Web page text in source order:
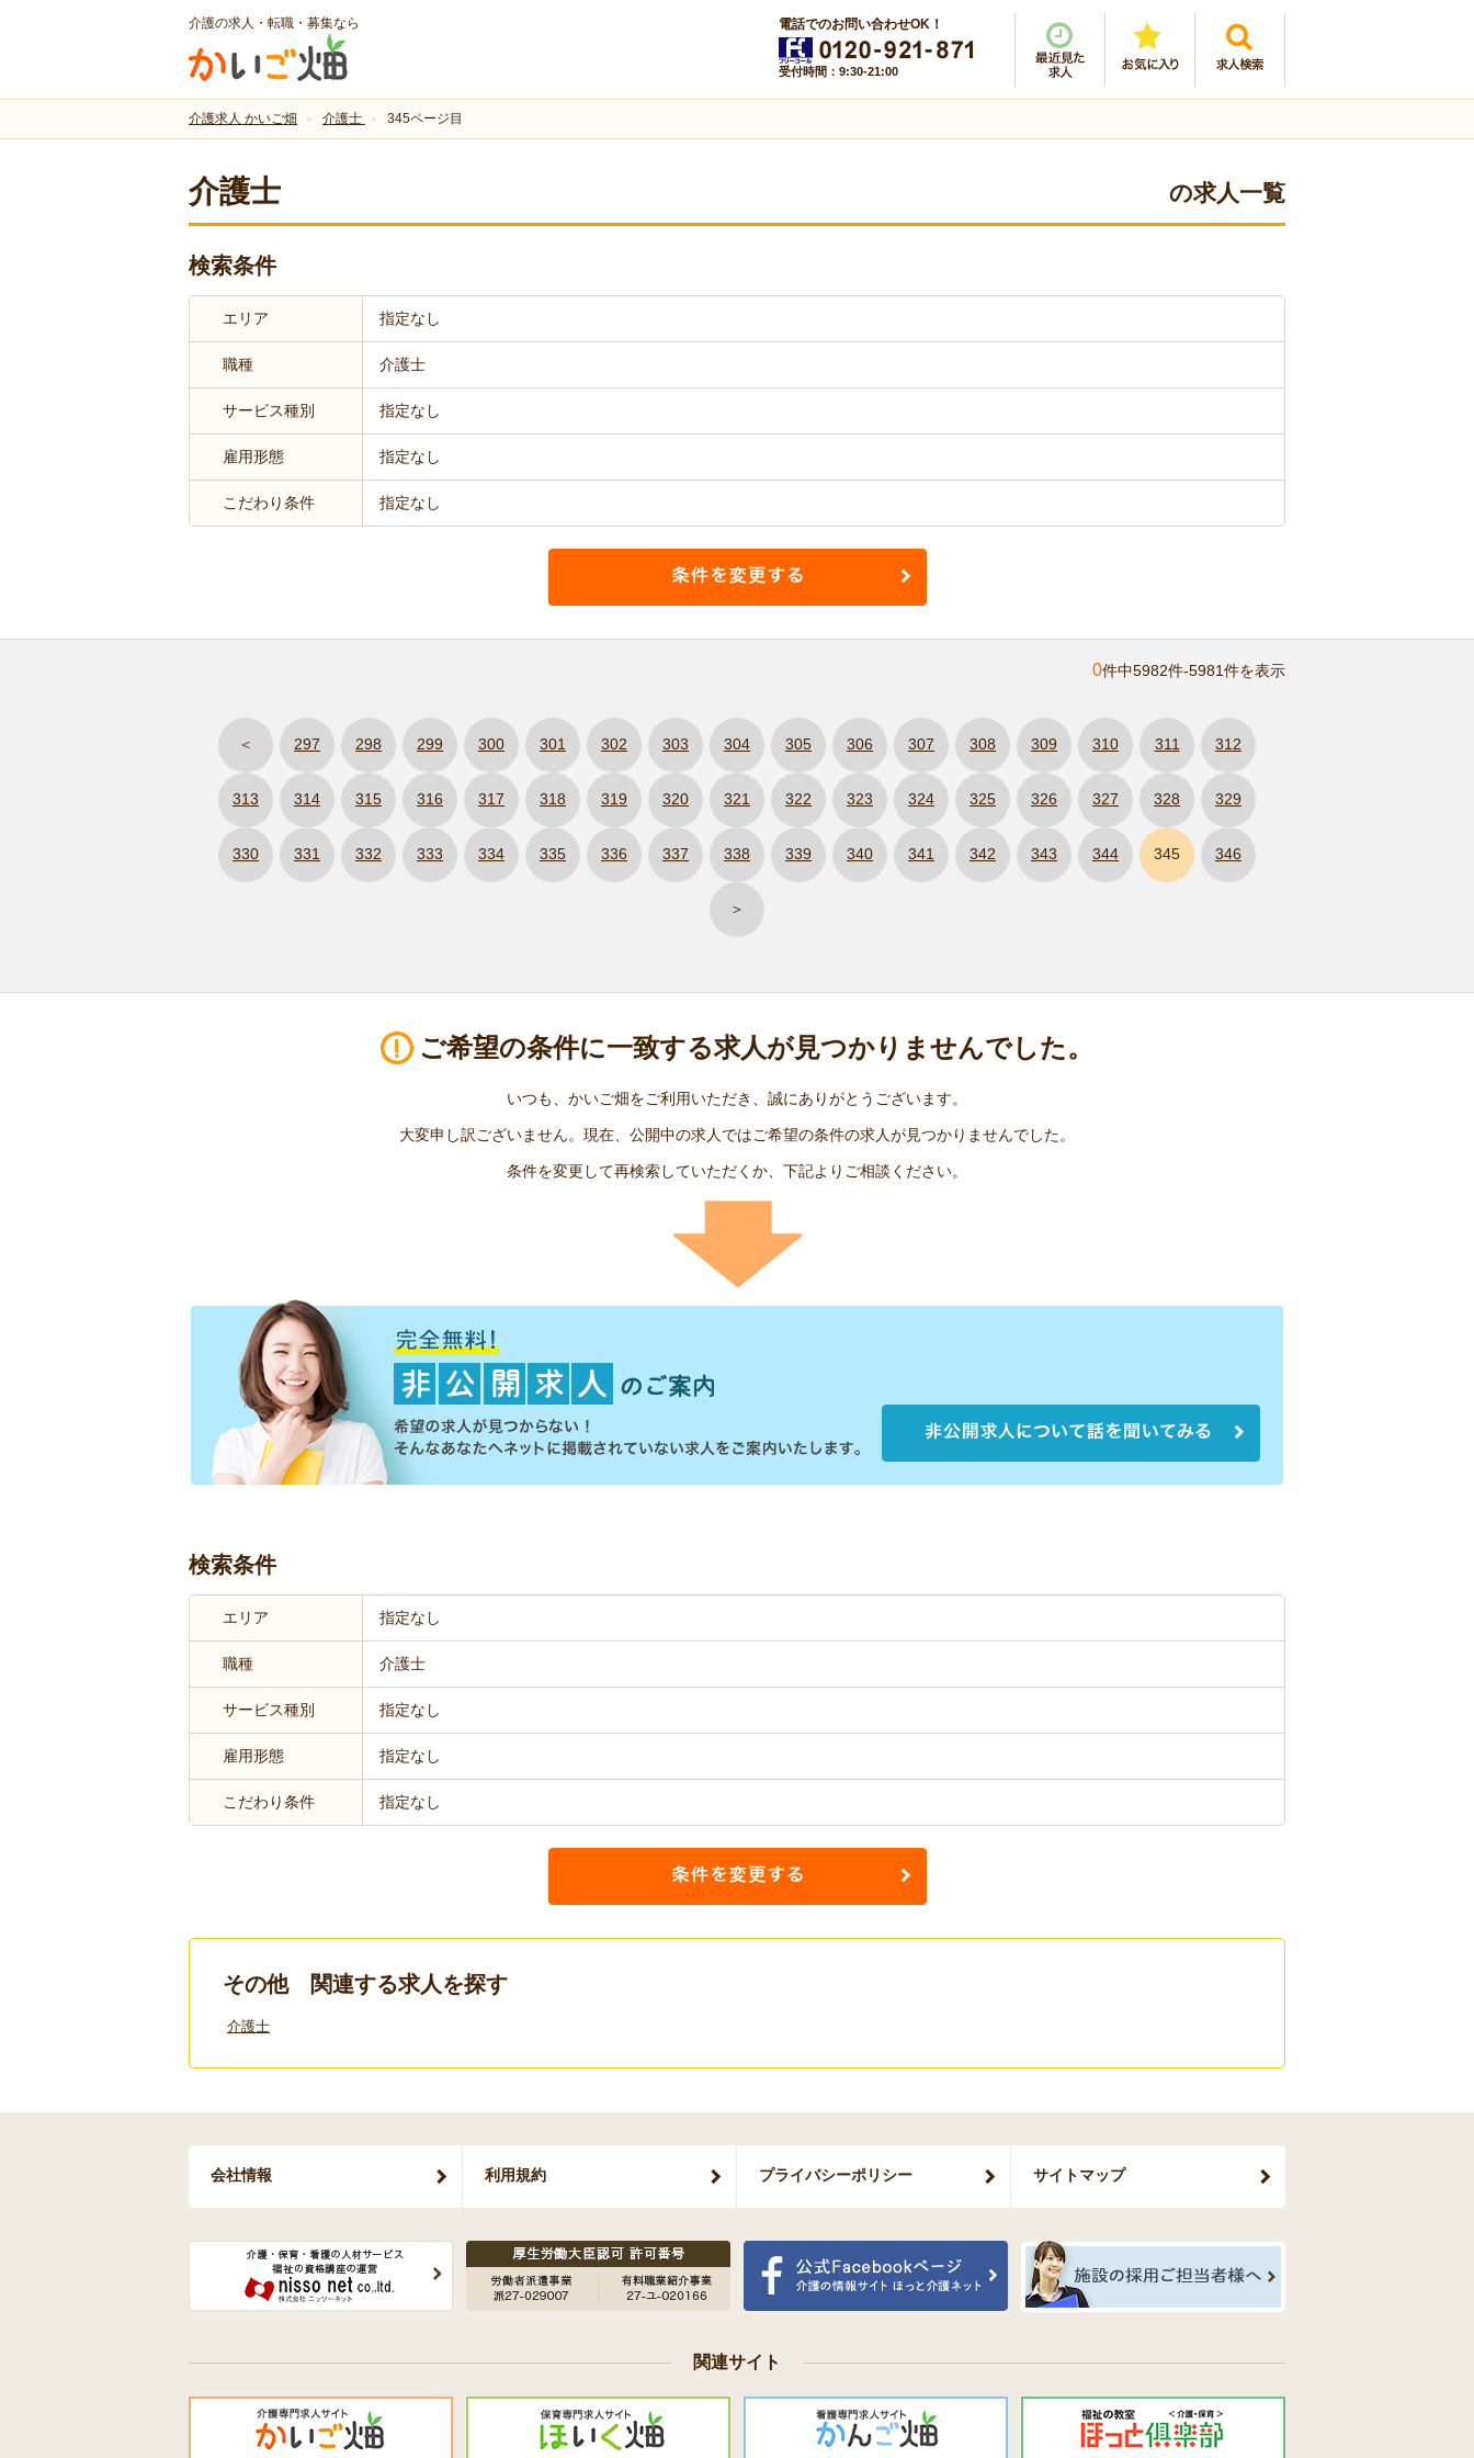
介護の求人・転職・募集なら 電話でのお問い合わせOK！
受付時間：9:30-21:00
介護求人 かいご畑 介護士 345ページ目
介護士 の求人一覧
検索条件
エリア 指定なし
職種 介護士
サービス種別 指定なし
雇用形態 指定なし
こだわり条件 指定なし
0件中5982件-5981件を表示
＜ 297 298 299 300 301 302 303 304 305 306 307 308 309 310 311 312
313 314 315 316 317 318 319 320 321 322 323 324 325 326 327 328 329
330 331 332 333 334 335 336 337 338 339 340 341 342 343 344 345 346
＞
ご希望の条件に一致する求人が見つかりませんでした。
いつも、かいご畑をご利用いただき、誠にありがとうございます。
大変申し訳ございません。現在、公開中の求人ではご希望の条件の求人が見つかりませんでした。
条件を変更して再検索していただくか、下記よりご相談ください。
検索条件
エリア 指定なし
職種 介護士
サービス種別 指定なし
雇用形態 指定なし
こだわり条件 指定なし
その他 関連する求人を探す
介護士
会社情報 利用規約 プライバシーポリシー サイトマップ
関連サイト